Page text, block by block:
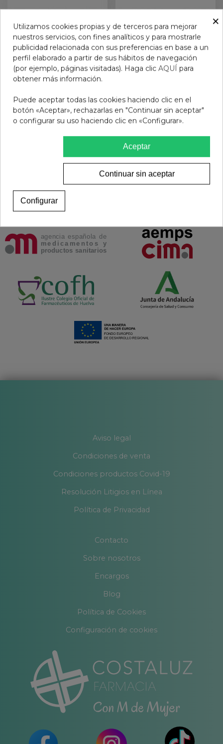
GAFAS DE SOL
PROTECFARMA
BUDAPEST C2 BLACK
25,95 €
GAFAS DE SOL
PROTECFARMA BUENOS
AIRES C2 GREEN
25,95 €
Añadir al carrito
Aviso legal
Condiciones de venta
Condiciones productos Covid-19
Resolución Litigios en Línea
Política de Privacidad
Contacto
Sobre nosotros
Encargos
Blog
Política de Cookies
Configuración de cookies
×
Utilizamos cookies propias y de terceros para mejorar
nuestros servicios, con fines analíticos y para mostrarle
publicidad relacionada con sus preferencias en base a un
perfil elaborado a partir de sus hábitos de navegación
(por ejemplo, páginas visitadas). Haga clic AQUÍ para
obtener más información.
Puede aceptar todas las cookies haciendo clic en el
botón «Aceptar», rechazarlas en "Continuar sin aceptar"
o configurar su uso haciendo clic en «Configurar».
Aceptar
Continuar sin aceptar
Configurar